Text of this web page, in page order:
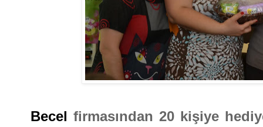
Becel firmasından 20 kişiye